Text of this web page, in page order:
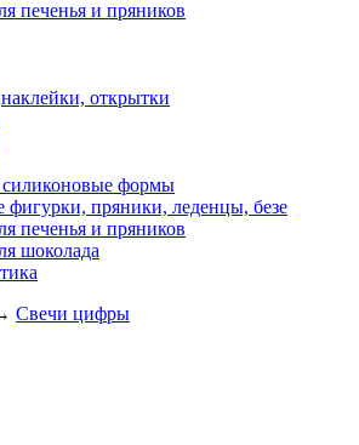
печенья и пряников
открытки
формы
фигурки, пряники, леденцы, безе
печенья и пряников
шоколада
Свечи цифры